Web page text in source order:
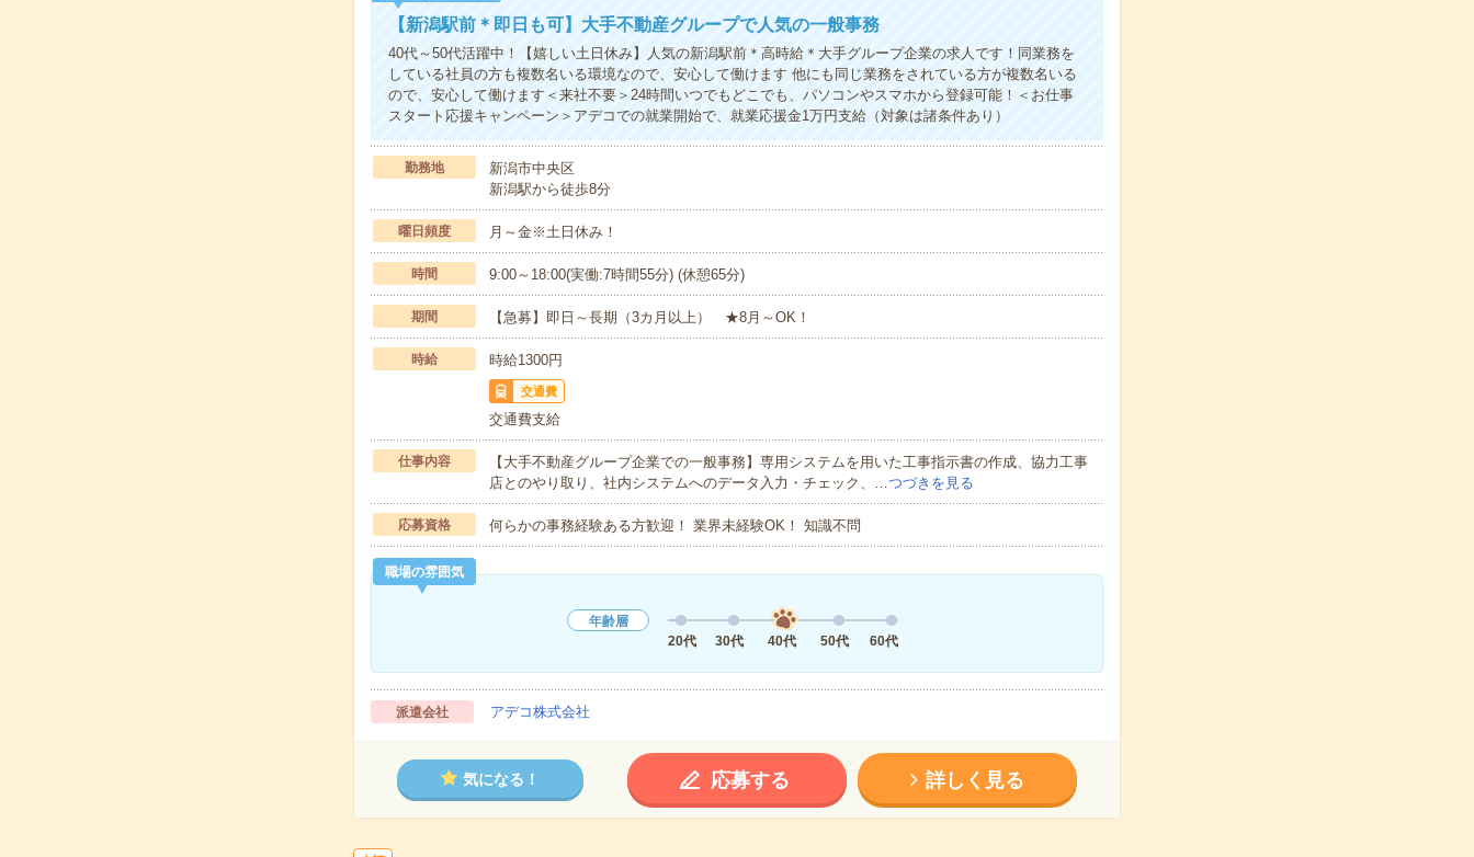
【新潟駅前＊即日も可】大手不動産グループで人気の一般事務
40代～50代活躍中！【嬉しい土日休み】人気の新潟駅前＊高時給＊大手グループ企業の求人です！同業務を
している社員の方も複数名いる環境なので、安心して働けます 他にも同じ業務をされている方が複数名いる
ので、安心して働けます＜来社不要＞24時間いつでもどこでも、パソコンやスマホから登録可能！＜お仕事
スタート応援キャンペーン＞アデコでの就業開始で、就業応援金1万円支給（対象は諸条件あり）
勤務地
新潟市中央区
新潟駅から徒歩8分
曜日頻度 月～金※土日休み！
時間 9:00～18:00(実働:7時間55分) (休憩65分)
期間 【急募】即日～長期（3カ月以上） ★8月～OK！
時給 時給1300円
交通費
交通費支給
仕事内容
【大手不動産グループ企業での一般事務】専用システムを用いた工事指示書の作成、協力工事
店とのやり取り、社内システムへのデータ入力・チェック、…つづきを見る
応募資格 何らかの事務経験ある方歓迎！ 業界未経験OK！ 知識不問
職場の雰囲気
年齢層
20代
30代 40代 50代 60代
派遣会社 アデコ株式会社
気になる！ 応募する 詳しく見る